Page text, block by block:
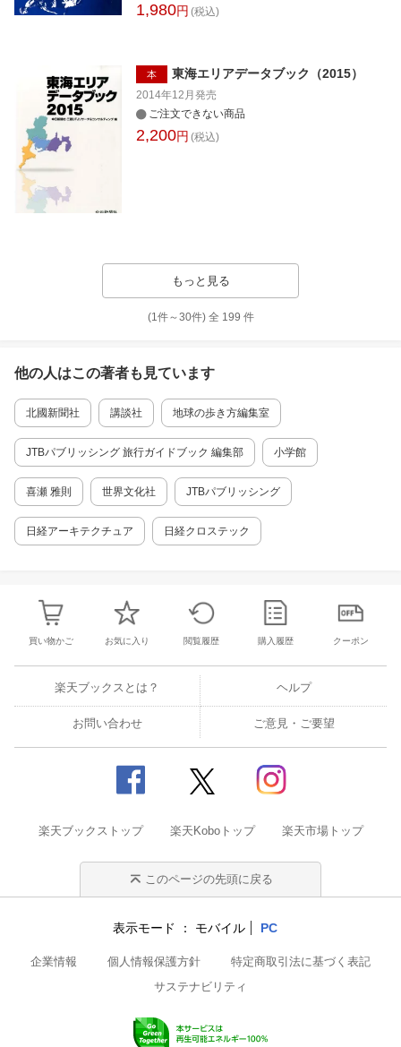
1,980円 (税込)
本 東海エリアデータブック（2015）
2014年12月 発売
ご注文できない商品
2,200円 (税込)
もっと見る
(1件～30件)全 199 件
他の人はこの著者も見ています
北國新聞社 講談社 地球の歩き方編集室
JTBパブリッシング 旅行ガイドブック 編集部 小学館
喜瀬 雅則 世界文化社 JTBパブリッシング
日経アーキテクチュア 日経クロステック
買い物かご お気に入り 閲覧履歴 購入履歴 クーポン
楽天ブックスとは？ ヘルプ
お問い合わせ ご意見・ご要望
楽天ブックストップ 楽天Koboトップ 楽天市場トップ
このページの先頭に戻る
表示モード モバイル PC
企業情報 個人情報保護方針
特定商取引法に基づく表記
サステナビリティ